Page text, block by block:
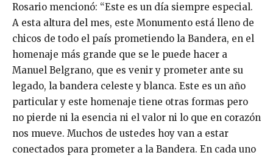
Rosario mencionó: “Este es un día siempre especial.
A esta altura del mes, este Monumento está lleno de
chicos de todo el país prometiendo la Bandera, en el
homenaje más grande que se le puede hacer a
Manuel Belgrano, que es venir y prometer ante su
legado, la bandera celeste y blanca. Este es un año
particular y este homenaje tiene otras formas pero
no pierde ni la esencia ni el valor ni lo que en corazón
nos mueve. Muchos de ustedes hoy van a estar
conectados para prometer a la Bandera. En cada uno